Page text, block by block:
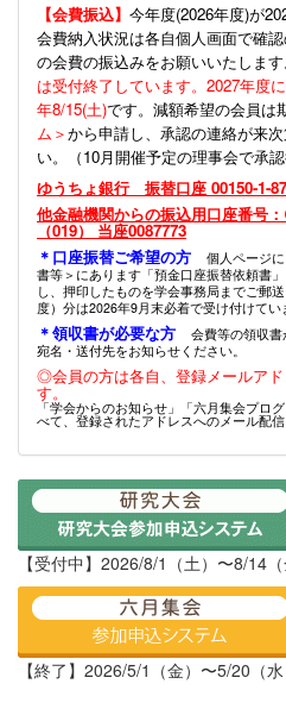
【会費振込】 今年度(2026年度)が
会費納入状況は各自個人画面で確
の会費の振込みをお願いいたします
は受付終了しています。2027年度
年8/15(土)です。減額希望の会員は
ム＞から申請し、承認の連絡が来
い。（10月開催予定の理事会で承
ゆうちょ銀行 振替口座 00150-1-
他金融機関からの振込用口座番号
（019） 当座0087773
＊口座振替ご希望の方
個人ページ
書等＞にあります「預金口座振替依頼書
し、押印したものを学会事務局までご郵
度）分は2026年9月末必着で受け付けてい
＊領収書が必要な方
会費等の領収
宛名・送付先をお知らせください。
◎会員の方は各自、登録メールア
す。
「学会からのお知らせ」「六月集会プロ
べて、登録されたアドレスへのメール配
【受付中】2026/8/1（土）〜8/14（
【終了】2026/5/1（金）〜5/20（水